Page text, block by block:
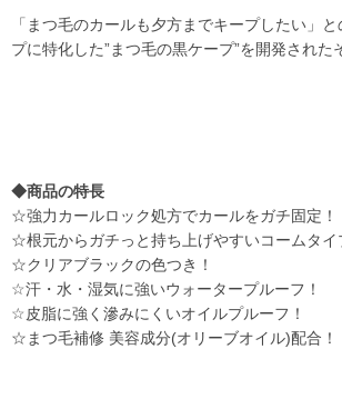
「まつ毛のカールも夕方までキープしたい」
プに特化した”まつ毛の黒ケープ”を開発された
◆商品の特長
☆強力カールロック処方でカールをガチ固定！
☆根元からガチっと持ち上げやすいコームタイ
☆クリアブラックの色つき！
☆汗・水・湿気に強いウォータープルーフ！
☆皮脂に強く滲みにくいオイルプルーフ！
☆まつ毛補修 美容成分(オリーブオイル)配合！